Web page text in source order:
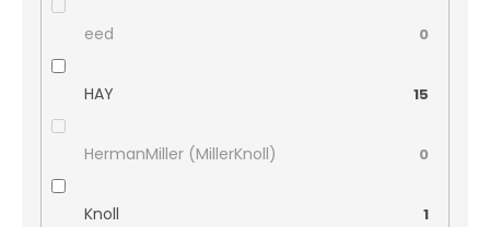
eed 0
HAY 15
HermanMiller (MillerKnoll) 0
Knoll 1